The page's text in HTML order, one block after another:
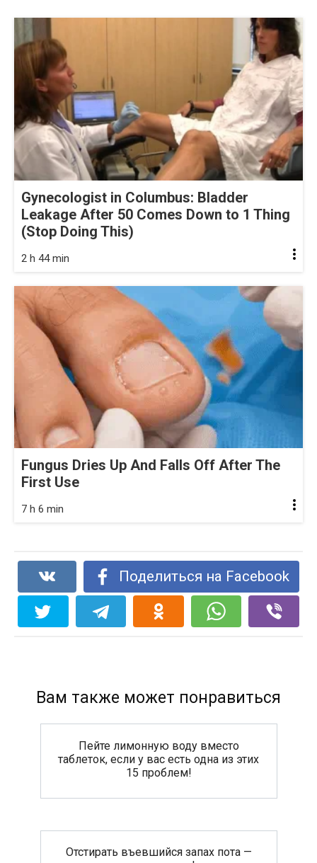
Gynecologist in Columbus: Bladder
Leakage After 50 Comes Down to 1 Thing
(Stop Doing This)
2 h 44 min
Fungus Dries Up And Falls Off After The
First Use
7 h 6 min
Поделиться на Facebook
Вам также может понравиться
Пейте лимонную воду вместо
таблеток, если у вас есть одна из этих
15 проблем!
Отстирать въевшийся запах пота —